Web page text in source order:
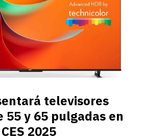
televisores
55 y 65 pulgadas en
CES 2025